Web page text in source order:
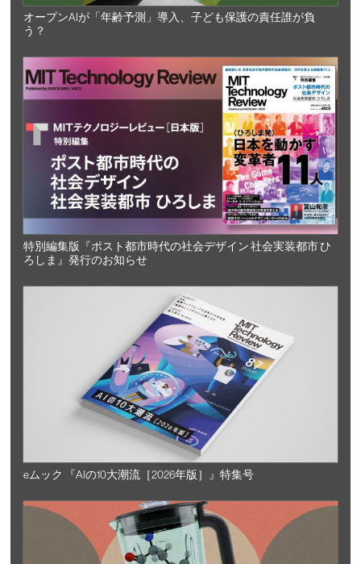
オープンAIが「年齢予測」導入、子ども保護の責任誰が負
う？
特別編集版『ポスト都市時代の社会デザイン 社会実装都市 ひ
ろしま』発行のお知らせ
eムック 『AIの10大潮流［2026年版］』特集号